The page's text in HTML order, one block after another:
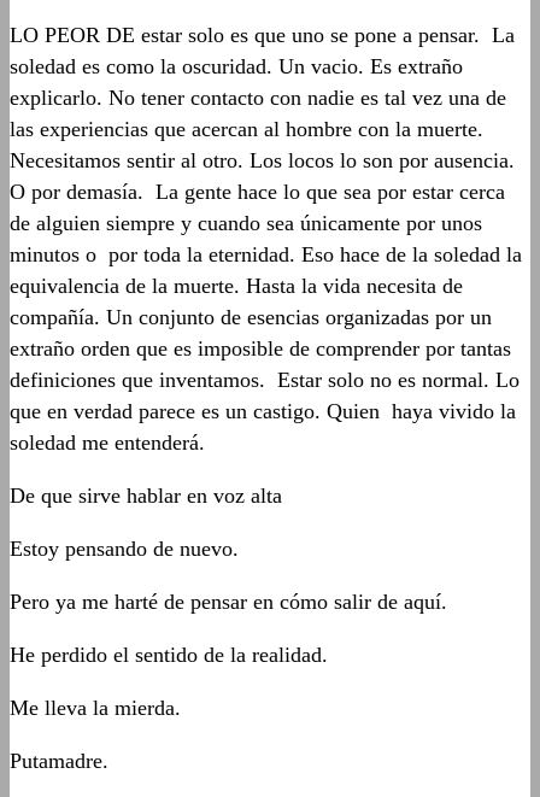
LO PEOR DE estar solo es que uno se pone a pensar. La
soledad es como la oscuridad. Un vacio. Es extraño
explicarlo. No tener contacto con nadie es tal vez una de
las experiencias que acercan al hombre con la muerte.
Necesitamos sentir al otro. Los locos lo son por ausencia.
O por demasía. La gente hace lo que sea por estar cerca
de alguien siempre y cuando sea únicamente por unos
minutos o por toda la eternidad. Eso hace de la soledad la
equivalencia de la muerte. Hasta la vida necesita de
compañía. Un conjunto de esencias organizadas por un
extraño orden que es imposible de comprender por tantas
definiciones que inventamos. Estar solo no es normal. Lo
que en verdad parece es un castigo. Quien haya vivido la
soledad me entenderá.
De que sirve hablar en voz alta
Estoy pensando de nuevo.
Pero ya me harté de pensar en cómo salir de aquí.
He perdido el sentido de la realidad.
Me lleva la mierda.
Putamadre.